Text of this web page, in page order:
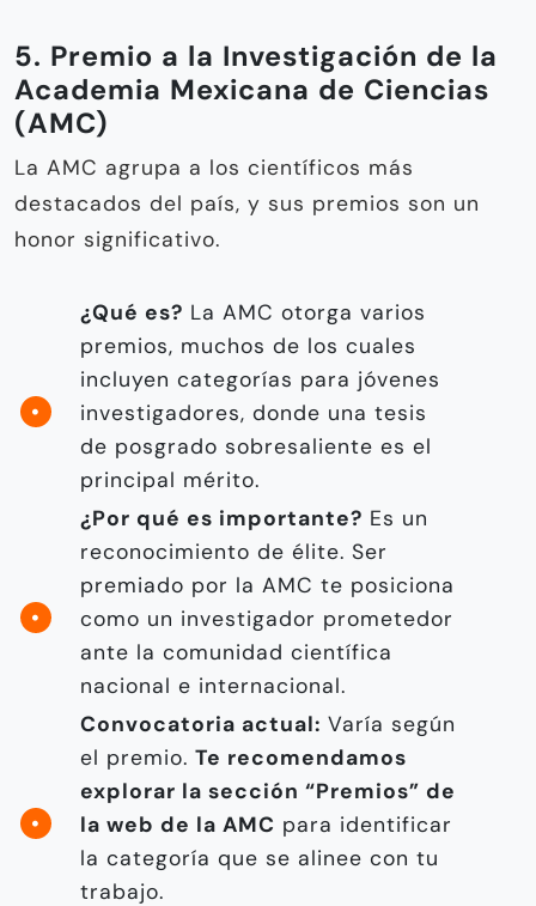
5. Premio a la Investigación de la
Academia Mexicana de Ciencias
(AMC)
La AMC agrupa a los científicos más
destacados del país, y sus premios son un
honor significativo.
¿Qué es? La AMC otorga varios
premios, muchos de los cuales
incluyen categorías para jóvenes
investigadores, donde una tesis
de posgrado sobresaliente es el
principal mérito.
¿Por qué es importante? Es un
reconocimiento de élite. Ser
premiado por la AMC te posiciona
como un investigador prometedor
ante la comunidad científica
nacional e internacional.
Convocatoria actual: Varía según
el premio. Te recomendamos
explorar la sección “Premios” de
la web de la AMC para identificar
la categoría que se alinee con tu
trabajo.